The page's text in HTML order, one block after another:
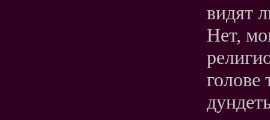
видят
Нет,
голове